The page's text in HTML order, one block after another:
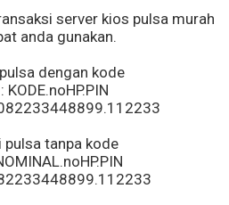
server kios pulsa murah
anda gunakan.
dengan kode
pulsa tanpa kode